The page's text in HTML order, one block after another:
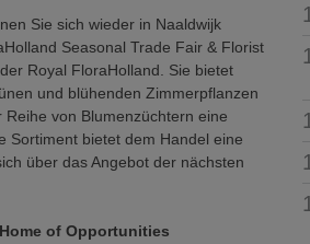
Sie sich wieder in Naaldwijk
Seasonal Trade Fair & Florist
Royal FloraHolland. Sie bietet
und blühenden Zimmerpflanzen
von Blumenzüchtern eine
Sortiment bietet dem Handel eine
über das Angebot der nächsten
of Opportunities